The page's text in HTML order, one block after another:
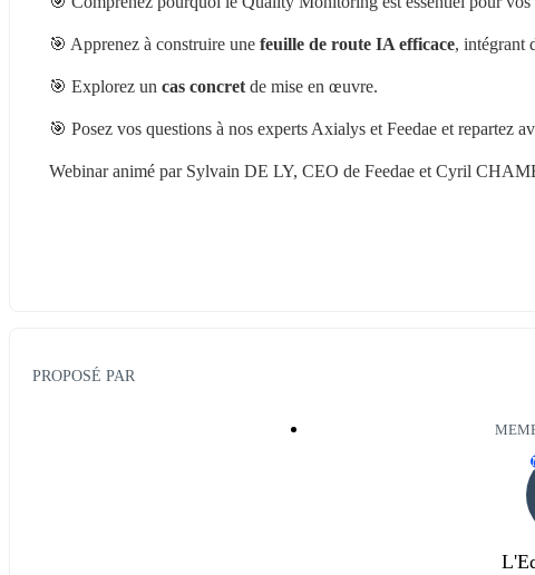
🎯 Apprenez à construire une feuille de route IA efficace, intégrant
🎯 Explorez un cas concret de mise en œuvre.
🎯 Posez vos questions à nos experts Axialys et Feedae et repartez
Webinar animé par Sylvain DE LY, CEO de Feedae et Cyril
PROPOSÉ PAR